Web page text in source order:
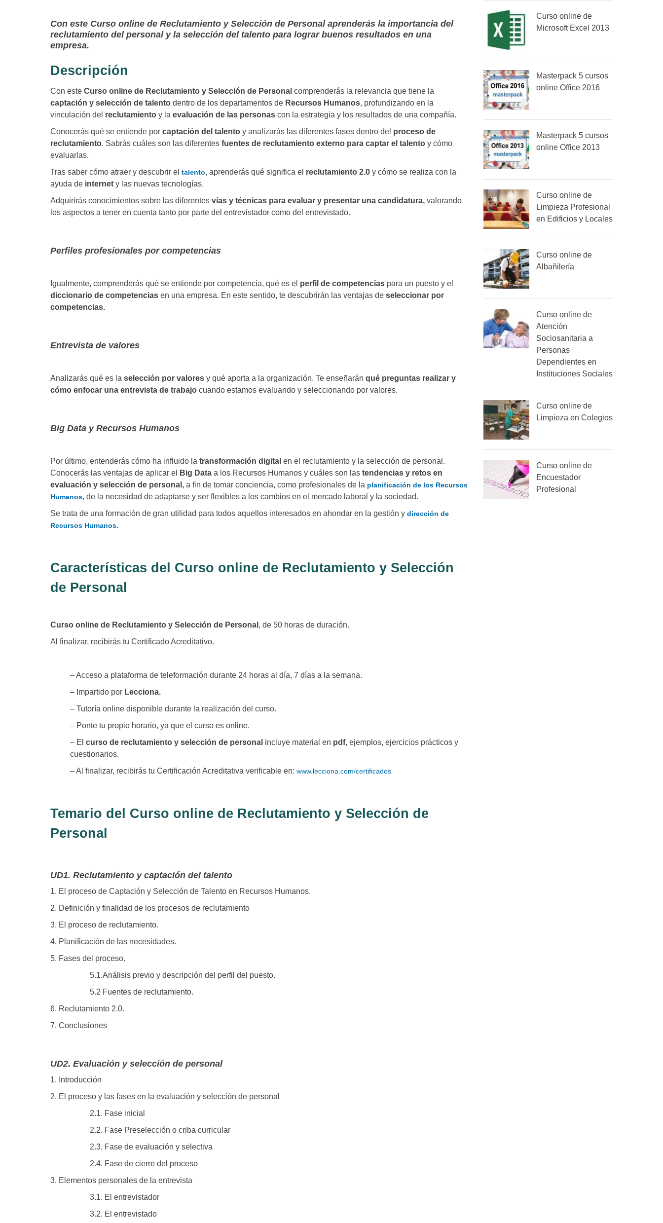
Con este Curso online de Reclutamiento y Selección de Personal aprenderás la importancia del
reclutamiento del personal y la selección del talento para lograr buenos resultados en una
empresa.
Descripción
Con este Curso online de Reclutamiento y Selección de Personal comprenderás la relevancia que tiene la
captación y selección de talento dentro de los departamentos de Recursos Humanos, profundizando en la
vinculación del reclutamiento y la evaluación de las personas con la estrategia y los resultados de una compañía.
Conocerás qué se entiende por captación del talento y analizarás las diferentes fases dentro del proceso de
reclutamiento. Sabrás cuáles son las diferentes fuentes de reclutamiento externo para captar el talento y cómo
evaluarlas.
Tras saber cómo atraer y descubrir el talento, aprenderás qué significa el reclutamiento 2.0 y cómo se realiza con la
ayuda de internet y las nuevas tecnologías.
Adquirirás conocimientos sobre las diferentes vías y técnicas para evaluar y presentar una candidatura, valorando
los aspectos a tener en cuenta tanto por parte del entrevistador como del entrevistado.
Perfiles profesionales por competencias
Igualmente, comprenderás qué se entiende por competencia, qué es el perfil de competencias para un puesto y el
diccionario de competencias en una empresa. En este sentido, te descubrirán las ventajas de seleccionar por
competencias.
Entrevista de valores
Analizarás qué es la selección por valores y qué aporta a la organización. Te enseñarán qué preguntas realizar y
cómo enfocar una entrevista de trabajo cuando estamos evaluando y seleccionando por valores.
Big Data y Recursos Humanos
Por último, entenderás cómo ha influido la transformación digital en el reclutamiento y la selección de personal.
Conocerás las ventajas de aplicar el
Big Data a los Recursos Humanos y cuáles son las tendencias y retos en
evaluación y selección de personal, a fin de tomar conciencia, como profesionales de la planificación de los Recursos
Humanos, de la necesidad de adaptarse y ser flexibles a los cambios en el mercado laboral y la sociedad.
Se trata de una formación de gran utilidad para todos aquellos interesados en ahondar en la gestión y dirección de
Recursos Humanos.
Características del Curso online de Reclutamiento y Selección
de Personal
Curso online de Reclutamiento y Selección de Personal , de 50 horas de duración.
Al finalizar, recibirás tu Certificado Acreditativo.
– Acceso a plataforma de teleformación durante 24 horas al día, 7 días a la semana.
– Impartido por Lecciona.
– Tutoría online disponible durante la realización del curso.
– Ponte tu propio horario, ya que el curso es online.
– El curso de reclutamiento y selección de personal incluye material en pdf, ejemplos, ejercicios prácticos y
cuestionarios.
– Al finalizar, recibirás tu Certificación Acreditativa verificable en: www.lecciona.com/certificados
Temario del Curso online de Reclutamiento y Selección de
Personal
UD1. Reclutamiento y captación del talento
1. El proceso de Captación y Selección de Talento en Recursos Humanos.
2. Definición y finalidad de los procesos de reclutamiento
3. El proceso de reclutamiento.
4. Planificación de las necesidades.
5. Fases del proceso.
5.1.Análisis previo y descripción del perfil del puesto.
5.2 Fuentes de reclutamiento.
6. Reclutamiento 2.0.
7. Conclusiones
UD2. Evaluación y selección de personal
1. Introducción
2. El proceso y las fases en la evaluación y selección de personal
2.1. Fase inicial
2.2. Fase Preselección o criba curricular
2.3. Fase de evaluación y selectiva
2.4. Fase de cierre del proceso
3. Elementos personales de la entrevista
3.1. El entrevistador
3.2. El entrevistado
Curso online de
Microsoft Excel 2013
Masterpack 5 cursos
online Office 2016
Masterpack 5 cursos
online Office 2013
Curso online de
Limpieza Profesional
en Edificios y Locales
Curso online de
Albañilería
Curso online de
Atención
Sociosanitaria a
Personas
Dependientes en
Instituciones Sociales
Curso online de
Limpieza en Colegios
Curso online de
Encuestador
Profesional